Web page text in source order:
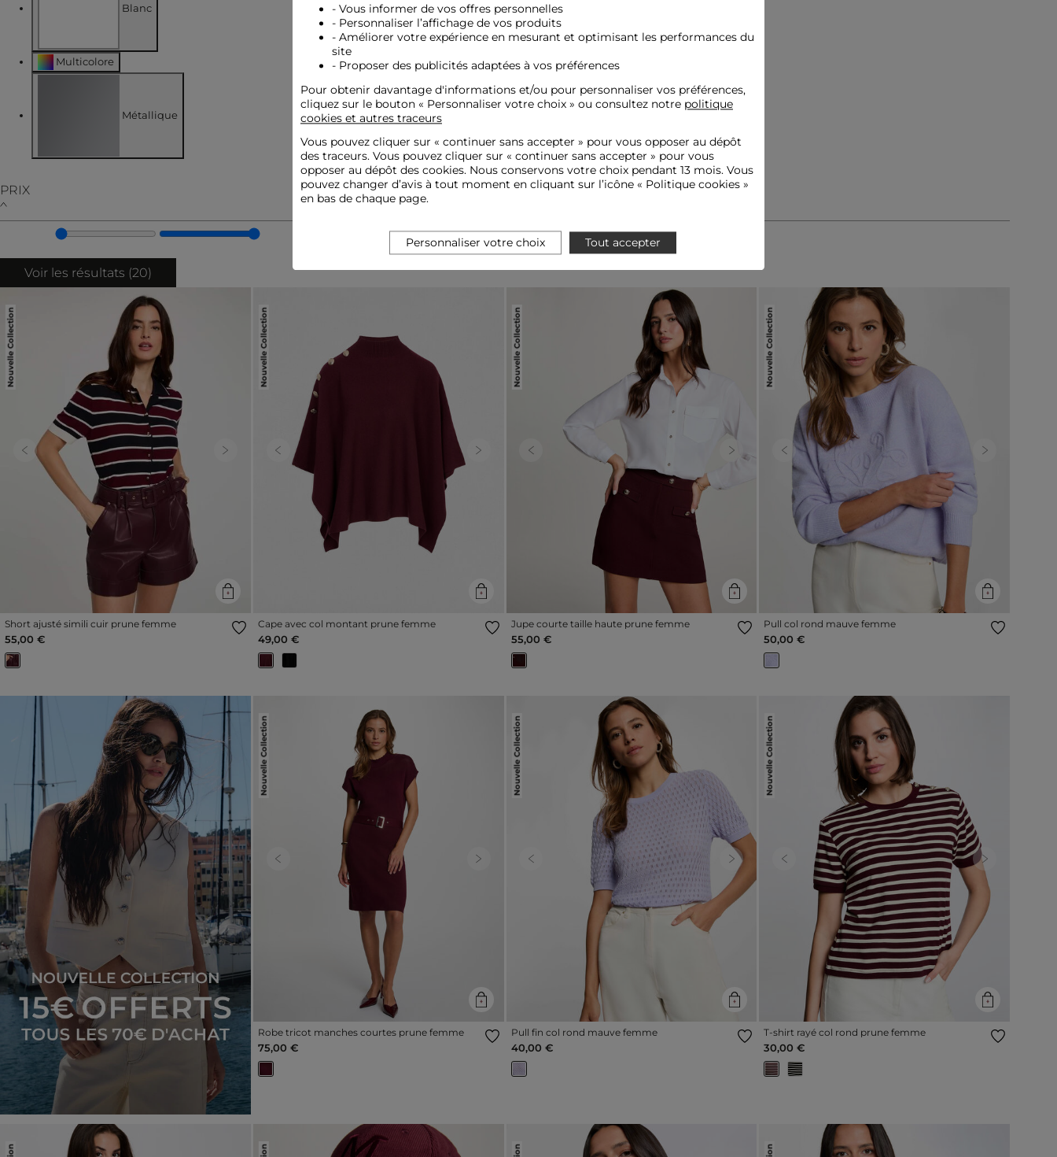
Blanc
Affiner par COULEUR : Blanc
Multicolore
Affiner par COULEUR : Multicolore
Métallique
Affiner par COULEUR : Métallique
PRIX
Voir les résultats (20)
Nouvelle Collection
Previous Next
Short ajusté simili cuir prune femme
55,00 €
Nouvelle Collection
Previous Next
Cape avec col montant prune femme
49,00 €
Nouvelle Collection
Previous Next
Jupe courte taille haute prune femme
55,00 €
Nouvelle Collection
Previous Next
Pull col rond mauve femme
50,00 €
Nouvelle Collection
Previous Next
Robe tricot manches courtes prune femme
75,00 €
Nouvelle Collection
Previous Next
Pull fin col rond mauve femme
40,00 €
Nouvelle Collection
Previous Next
T-shirt rayé col rond prune femme
30,00 €
- Vous informer de vos offres personnelles
- Personnaliser l’affichage de vos produits
- Améliorer votre expérience en mesurant et optimisant les performances du
site
- Proposer des publicités adaptées à vos préférences
Pour obtenir davantage d'informations et/ou pour personnaliser vos préférences,
cliquez sur le bouton « Personnaliser votre choix » ou consultez notre politique
cookies et autres traceurs
Vous pouvez cliquer sur « continuer sans accepter » pour vous opposer au dépôt
des traceurs. Vous pouvez cliquer sur « continuer sans accepter » pour vous
opposer au dépôt des cookies. Nous conservons votre choix pendant 13 mois. Vous
pouvez changer d’avis à tout moment en cliquant sur l’icône « Politique cookies »
en bas de chaque page.
Personnaliser votre choix Tout accepter